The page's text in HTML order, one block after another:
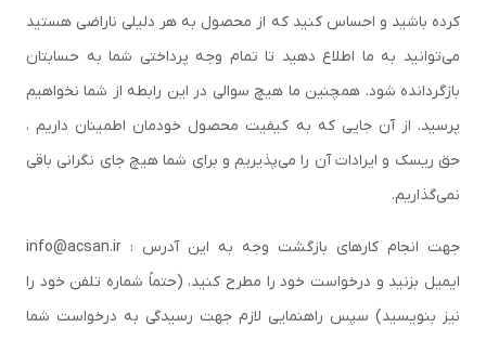
کرده باشید و احساس کنید که از محصول به هر دلیلی ناراضی هستید
می‌توانید به ما اطلاع دهید تا تمام وجه پرداختی شما به حسابتان
بازگردانده شود. همچنین ما هیچ سوالی در این رابطه از شما نخواهیم
پرسید. از آن جایی که به کیفیت محصول خودمان اطمینان داریم ،
حق ریسک و ایرادات آن را می‌پذیریم و برای شما هیچ جای نگرانی باقی
نمی‌گذاریم.
جهت انجام کارهای بازگشت وجه به این آدرس : info@acsan.ir
ایمیل بزنید و درخواست خود را مطرح کنید، (حتماً شماره تلفن خود را
نیز بنویسید) سپس راهنمایی لازم جهت رسیدگی به درخواست شما